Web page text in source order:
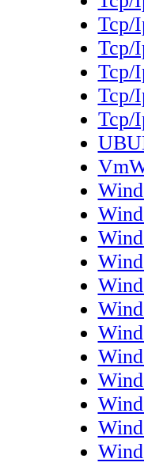
Tcp/
Tcp/
Tcp/
Tcp/
Tcp/